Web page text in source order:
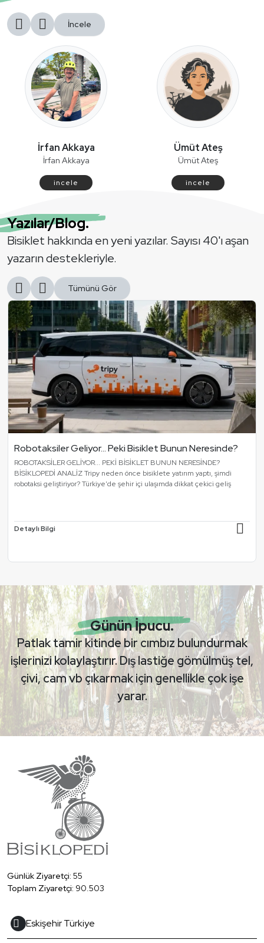
İncele
İrfan Akkaya
İrfan Akkaya
i̇ncele
Ümüt Ateş
Ümüt Ateş
i̇ncele
Yazılar/Blog.
Bisiklet hakkında en yeni yazılar. Sayısı 40'ı aşan
yazarın destekleriyle.
Tümünü Gör
Robotaksiler Geliyor... Peki Bisiklet Bunun Neresinde?
ROBOTAKSİLER GELİYOR... PEKİ BİSİKLET BUNUN NERESİNDE?
BİSİKLOPEDİ ANALİZ Tripy neden önce bisiklete yatırım yaptı, şimdi
robotaksi geliştiriyor? Türkiye'de şehir içi ulaşımda dikkat çekici geliş
Detaylı Bilgi
Günün İpucu.
Patlak tamir kitinde bir cımbız bulundurmak
işlerinizi kolaylaştırır. Dış lastiğe gömülmüş tel,
çivi, cam vb çıkarmak için genellikle çok işe
yarar.
Günlük Ziyaretçi: 55
Toplam Ziyaretçi: 90.503
Eskişehir Türkiye